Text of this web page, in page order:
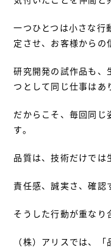
一つひとつは小さな行
定させ、お客様からの
研究開発の試作品も、
つとして同じ仕事はあ
だからこそ、毎回同じ
す。
品質は、技術だけでは
責任感、誠実さ、確認
そうした行動が重なり
（株）アリスでは、